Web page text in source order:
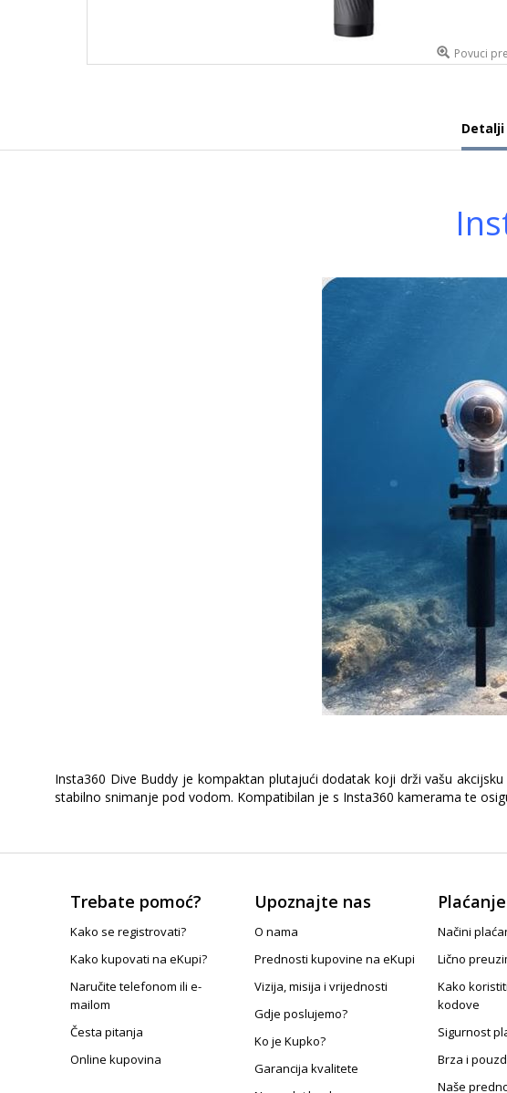
Povuci
Insta360 Dive Buddy je kompaktan plutajući dodatak koji drži vašu
stabilno snimanje pod vodom. Kompatibilan je s Insta360 kamerama te
Trebate pomoć?
Kako se registrovati?
Kako kupovati na eKupi?
Naručite telefonom ili e-
mailom
Česta pitanja
Online kupovina
Upoznajte nas
O nama
Prednosti kupovine na eKupi
Vizija, misija i vrijednosti
Gdje poslujemo?
Ko je Kupko?
Garancija kvalitete
Načini
Lično
Kako
kodove
Sigurnost
Brza i
Naše